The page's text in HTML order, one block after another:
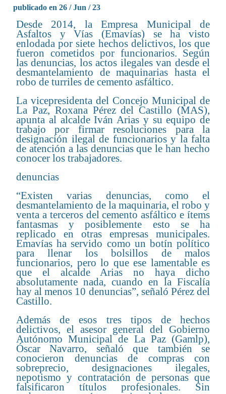
publicado en 26 / Jun / 23
Desde 2014, la Empresa Municipal de
Asfaltos y Vías (Emavías) se ha visto
enlodada por siete hechos delictivos, los que
fueron cometidos por funcionarios. Según
las denuncias, los actos ilegales van desde el
desmantelamiento de maquinarias hasta el
robo de turriles de cemento asfáltico.
La vicepresidenta del Concejo Municipal de
La Paz, Roxana Pérez del Castillo (MAS),
apunta al alcalde Iván Arias y su equipo de
trabajo por firmar resoluciones para la
designación ilegal de funcionarios y la falta
de atención a las denuncias que le han hecho
conocer los trabajadores.
denuncias
“Existen varias denuncias, como el
desmantelamiento de la maquinaria, el robo y
venta a terceros del cemento asfáltico e ítems
fantasmas y posiblemente esto se ha
replicado en otras empresas municipales.
Emavías ha servido como un botín político
para llenar los bolsillos de malos
funcionarios, pero lo que ese lamentable es
que el alcalde Arias no haya dicho
absolutamente nada, cuando en la Fiscalía
hay al menos 10 denuncias”, señaló Pérez del
Castillo.
Además de esos tres tipos de hechos
delictivos, el asesor general del Gobierno
Autónomo Municipal de La Paz (Gamlp),
Óscar Navarro, señaló que también se
conocieron denuncias de compras con
sobreprecio, designaciones ilegales,
nepotismo y contratación de personas que
falsificaron títulos profesionales. Sin